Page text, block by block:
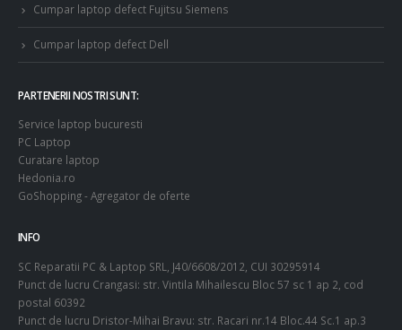
Cumpar laptop defect Fujitsu Siemens
Cumpar laptop defect Dell
PARTENERII NOSTRI SUNT:
Service laptop bucuresti
PC Laptop
Curatare laptop
Hedonia.ro
GoShopping - Agregator de oferte
INFO
SC Reparatii PC & Laptop SRL, J40/6608/2012, CUI 30295914
Punct de lucru Crangasi: str. Vintila Mihailescu Bloc 57 sc 1 ap 2, cod
postal 60392
Punct de lucru Dristor-Mihai Bravu: str. Racari nr.14 Bloc.44 Sc.1 ap.3